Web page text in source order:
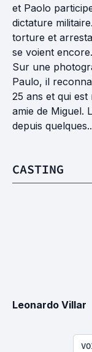
et Paolo
dictature
torture et
se voient
Sur une
Paulo, il
25 ans et qui
amie de Miguel.
depuis
CASTING
Leonardo Villar